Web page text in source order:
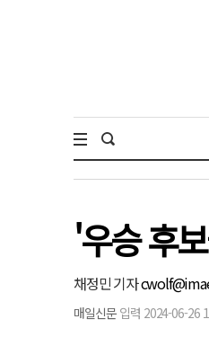
'우승 후
채정민 기자
매일신문 입력 2024-06-26